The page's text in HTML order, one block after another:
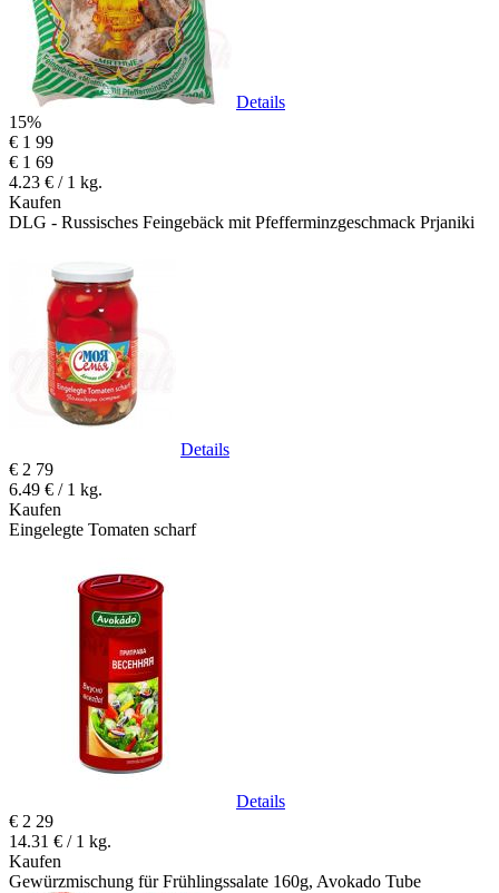
Details
15%
€ 1 99
€ 1 69
4.23 € / 1 kg.
Kaufen
DLG - Russisches Feingebäck mit Pfefferminzgeschmack Prjaniki
Details
€ 2 79
6.49 € / 1 kg.
Kaufen
Eingelegte Tomaten scharf
Details
€ 2 29
14.31 € / 1 kg.
Kaufen
Gewürzmischung für Frühlingssalate 160g, Avokado Tube